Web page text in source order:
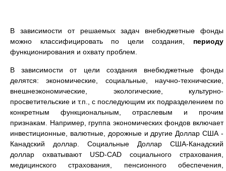
В зависимости от решаемых задач внебюджетные фонды
можно классифицировать по цели создания, периоду
функционирования и охвату проблем.
В зависимости от цели создания внебюджетные фонды
делятся: экономические, социальные, научно-технические,
внешнеэкономические, экологические, культурно-
просветительские и т.п., с последующим их подразделением по
конкретным функциональным, отраслевым и прочим
признакам. Например, группа экономических фондов включает
инвестиционные, валютные, дорожные и другие Доллар США -
Канадский доллар. Социальные Доллар США-Канадский
доллар охватывают USD-CAD социального страхования,
медицинского страхования, пенсионного обеспечения,